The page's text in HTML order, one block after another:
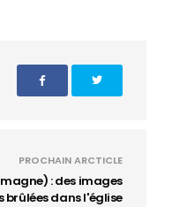
PROCHAIN ARCTICLE
: des images
brûlées dans l'église